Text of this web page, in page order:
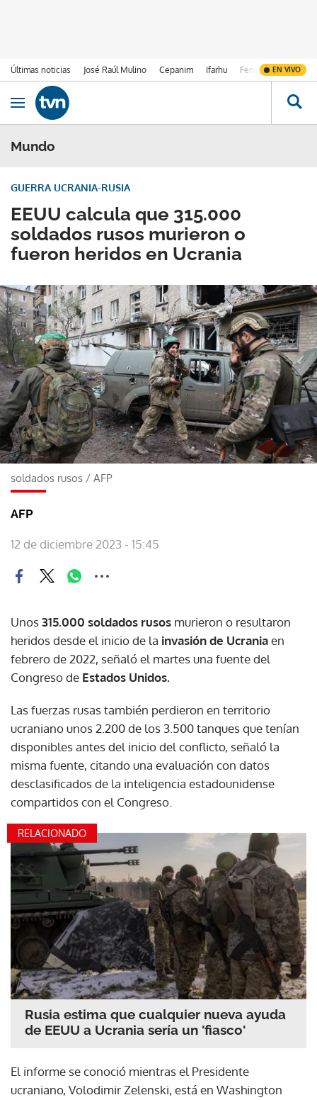
Últimas noticias José Raúl Mulino Cepanim Ifarhu Fenómeno de El
EN VIVO
Ir al contenido
Obrir navegació
Mundo
EEUU calcula que 315.000
soldados rusos murieron o
fueron heridos en Ucrania
GUERRA UCRANIA-RUSIA
soldados rusos / AFP
AFP
12 de diciembre 2023 - 15:45
Unos315.000 soldados rusos murieron o resultaron
heridos desde el inicio de la invasión de Ucraniaen
febrero de 2022, señaló el martes una fuente del
Congreso de Estados Unidos.
Las fuerzas rusas también perdieron en territorio
ucraniano unos 2.200 de los 3.500 tanques que tenían
disponibles antes del inicio del conflicto, señaló la
misma fuente, citando una evaluación con datos
desclasificados de la inteligencia estadounidense
compartidos con el Congreso.
RELACIONADO
Rusia estima que cualquier nueva ayuda
de EEUU a Ucrania sería un 'fiasco'
El informe se conoció mientras el Presidente
ucraniano, Volodimir Zelenski, está en Washington